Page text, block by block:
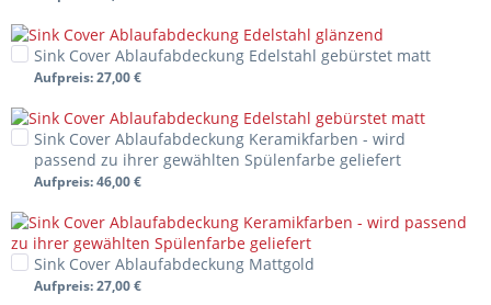
Sink Cover Ablaufabdeckung Edelstahl gebürstet matt
Aufpreis: 27,00 €
Sink Cover Ablaufabdeckung Keramikfarben - wird
passend zu ihrer gewählten Spülenfarbe geliefert
Aufpreis: 46,00 €
Sink Cover Ablaufabdeckung Mattgold
Aufpreis: 27,00 €